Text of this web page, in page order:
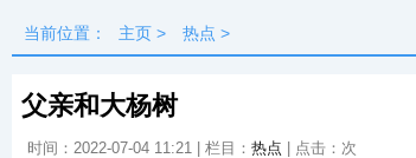
当前位置： 主页 > 热点 >
父亲和大杨树
时间：2022-07-04 11:21 | 栏目： 热点 | 点击： 次